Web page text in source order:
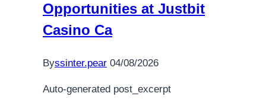
in
1,10,
25,
välmående【Lista】
Opportunities at Justbit
Casino Ca
Byssinter.pear 04/08/2026
Auto-generated post_excerpt